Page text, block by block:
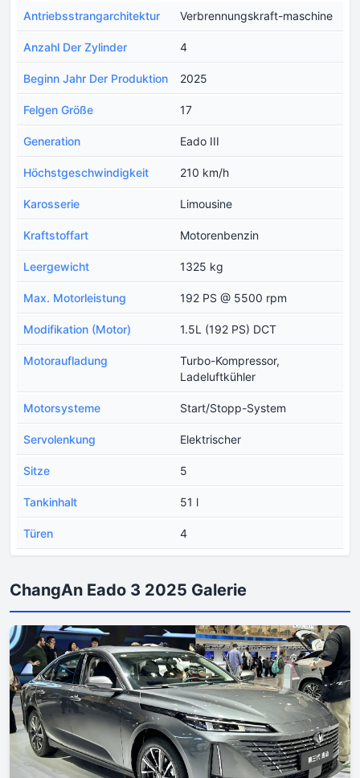
Antriebsstrangarchitektur Verbrennungskraft-maschine
Anzahl Der Zylinder 4
Beginn Jahr Der Produktion 2025
Felgen Größe 17
Generation Eado III
Höchstgeschwindigkeit 210 km/h
Karosserie Limousine
Kraftstoffart Motorenbenzin
Leergewicht 1325 kg
Max. Motorleistung 192 PS @ 5500 rpm
Modifikation (Motor) 1.5L (192 PS) DCT
Motoraufladung
Turbo-Kompressor,
Ladeluftkühler
Motorsysteme Start/Stopp-System
Servolenkung Elektrischer
Sitze 5
Tankinhalt 51 l
Türen 4
ChangAn Eado 3 2025 Galerie